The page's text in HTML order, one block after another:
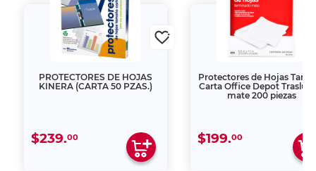
PROTECTORES DE HOJAS
KINERA (CARTA 50 PZAS.)
$239.00
Protectores de Hojas Tamaño
Carta Office Depot Traslúcido
mate 200 piezas
$199.00